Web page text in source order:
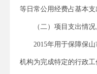
等日常公用经费占基本支
（二）项目支出情况
2015年用于保障保
机构为完成特定的行政